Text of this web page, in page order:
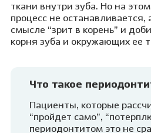
ткани внутри зуба. Но на
процесс не останавливается,
смысле “зрит в корень” и
корня зуба и окружающих ее
Что такое
Пациенты, которые
“пройдет само”,
периодонтитом это не